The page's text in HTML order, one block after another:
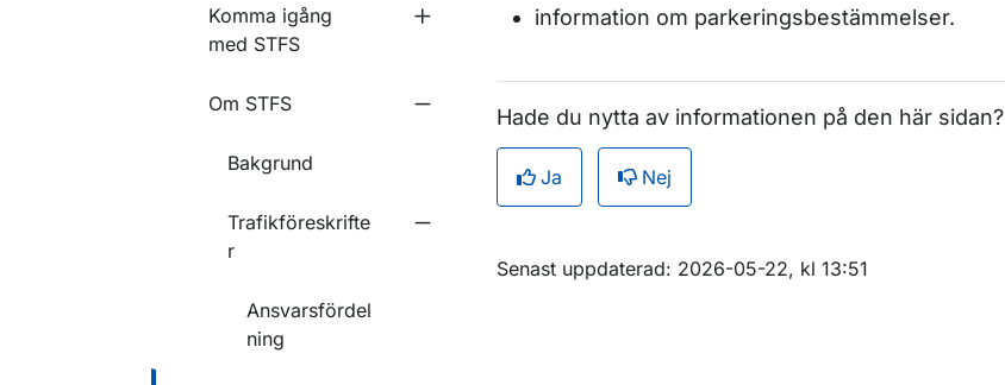
Komma igång
med STFS
Undermeny för Komma igång med STFS
Om STFS
Undermeny för Om STFS
Bakgrund
Trafikföreskrifte
r
Ansvarsfördel
ning
information om parkeringsbestämmelser.
Hade du nytta av informationen på den här sidan?
Ja Nej
Om sidan
Senast uppdaterad: 2026-05-22, kl 13:51